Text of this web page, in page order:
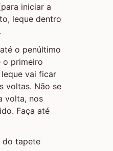
iniciar a
leque dentro
o penúltimo
o primeiro
vai ficar
voltas. Não se
volta, nos
Faça até
do tapete